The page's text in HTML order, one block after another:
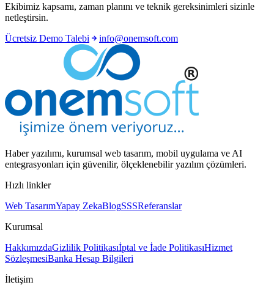
Ekibimiz kapsamı, zaman planını ve teknik gereksinimleri sizinle
netleştirsin.
Ücretsiz Demo Talebi
info@onemsoft.com
Haber yazılımı, kurumsal web tasarım, mobil uygulama ve AI
entegrasyonları için güvenilir, ölçeklenebilir yazılım çözümleri.
Hızlı linkler
Web TasarımYapay ZekaBlogSSSReferanslar
Kurumsal
HakkımızdaGizlilik Politikasıİptal ve İade PolitikasıHizmet
SözleşmesiBanka Hesap Bilgileri
İletişim